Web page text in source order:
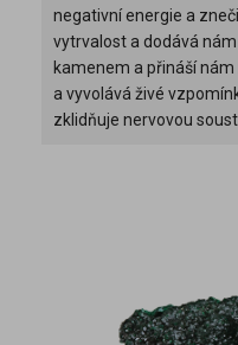
negativní energie a
vytrvalost a dodává
kamenem a přináší
a vyvolává živé
zklidňuje nervovou